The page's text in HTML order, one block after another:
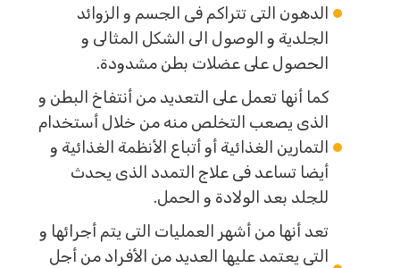
الدهون التى تتراكم فى الجسم و الزوائد
الجلدية و الوصول الى الشكل المثالى و
الحصول على عضلات بطن مشدودة.
كما أنها تعمل على التعديد من أنتفاخ البطن و
الذى يصعب التخلص منه من خلال أستخدام
التمارين الغذائية أو أتباع الأنظمة الغذائية و
أيضا تساعد فى علاج التمدد الذى يحدث
للجلد بعد الولادة و الحمل.
تعد أنها من أشهر العمليات التى يتم أجرائها و
التى يعتمد عليها العديد من الأفراد من أجل